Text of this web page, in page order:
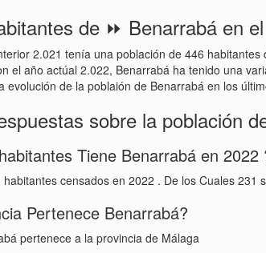
de ⏩ Benarrabá en
2.021 tenía una población de 446
el año actúal 2.022, Benarrabá ha tenido una
evolución de la poblaión de Benarrabá en los
sobre la población
Tiene Benarrabá en 2022
habitantes censados en 2022 . De los Cuales 231
Pertenece Benarrabá?
pertenece a la provincia de Málaga